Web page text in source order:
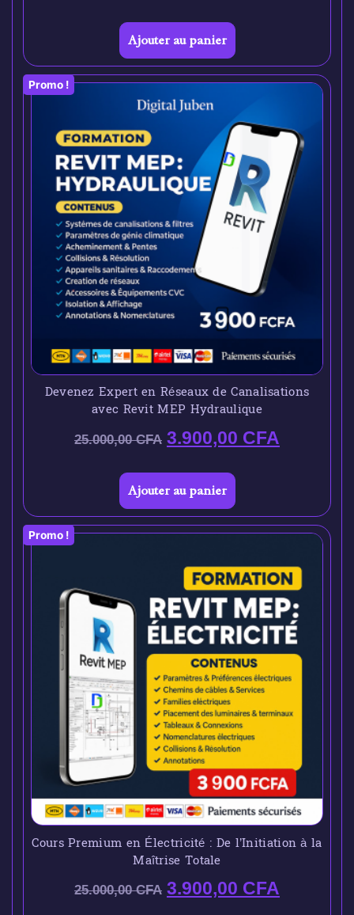
Ajouter au panier
Promo !
Devenez Expert en Réseaux de Canalisations
avec Revit MEP Hydraulique
25.000,00CFA 3.900,00 CFA
Ajouter au panier
Promo !
Cours Premium en Électricité : De l’Initiation à la
Maîtrise Totale
25.000,00CFA 3.900,00 CFA